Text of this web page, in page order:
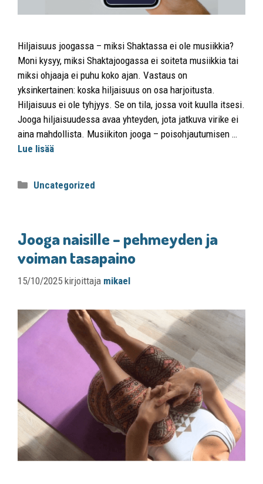
Hiljaisuus joogassa – miksi Shaktassa ei ole musiikkia?
Moni kysyy, miksi Shaktajoogassa ei soiteta musiikkia tai
miksi ohjaaja ei puhu koko ajan. Vastaus on
yksinkertainen: koska hiljaisuus on osa harjoitusta.
Hiljaisuus ei ole tyhjyys. Se on tila, jossa voit kuulla itsesi.
Jooga hiljaisuudessa avaa yhteyden, jota jatkuva virike ei
aina mahdollista. Musiikiton jooga – poisohjautumisen …
Lue lisää
Uncategorized
Jooga naisille – pehmeyden ja
voiman tasapaino
15/10/2025 kirjoittaja mikael